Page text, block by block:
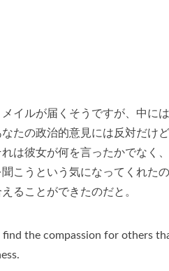
イルが届くそうですが、中に
たの政治的意見には反対だけ
は彼女が何を言ったかでなく
こうという気になってくれた
ることができたのだと。
find the compassion for others